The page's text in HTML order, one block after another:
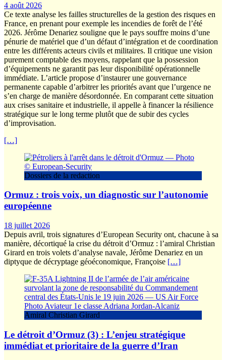
4 août 2026
Ce texte analyse les failles structurelles de la gestion des risques en
France, en prenant pour exemple les incendies de forêt de l’été
2026. Jérôme Denariez souligne que le pays souffre moins d’une
pénurie de matériel que d’un défaut d’intégration et de coordination
entre les différents acteurs civils et militaires. Il critique une vision
purement comptable des moyens, rappelant que la possession
d’équipements ne garantit pas leur disponibilité opérationnelle
immédiate. L’article propose d’instaurer une gouvernance
permanente capable d’arbitrer les priorités avant que l’urgence ne
s’en charge de manière désordonnée. En comparant cette situation
aux crises sanitaire et industrielle, il appelle à financer la résilience
stratégique sur le long terme plutôt que de subir des cycles
d’improvisation.
[…]
Dossiers de la redaction
Ormuz : trois voix, un diagnostic sur l’autonomie
européenne
18 juillet 2026
Depuis avril, trois signatures d’European Security ont, chacune à sa
manière, décortiqué la crise du détroit d’Ormuz : l’amiral Christian
Girard en trois volets d’analyse navale, Jérôme Denariez en un
diptyque de décryptage géoéconomique, Françoise […]
Amiral Christian Girard
Le détroit d’Ormuz (3) : L’enjeu stratégique
immédiat et prioritaire de la guerre d’Iran